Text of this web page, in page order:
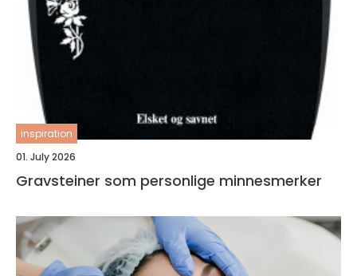
inspiration
01. July 2026
Gravsteiner som personlige minnesmerker